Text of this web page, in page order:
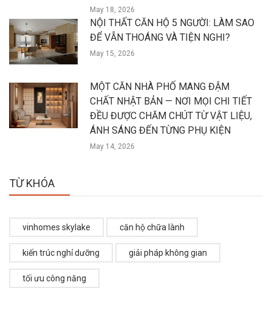
May 18, 2026
NỘI THẤT CĂN HỘ 5 NGƯỜI: LÀM SAO
ĐỂ VẪN THOÁNG VÀ TIỆN NGHI?
May 15, 2026
MỘT CĂN NHÀ PHỐ MANG ĐẬM
CHẤT NHẬT BẢN — NƠI MỌI CHI TIẾT
ĐỀU ĐƯỢC CHĂM CHÚT TỪ VẬT LIỆU,
ÁNH SÁNG ĐẾN TỪNG PHỤ KIỆN
May 14, 2026
TỪ KHÓA
vinhomes skylake căn hộ chữa lành
kiến trúc nghỉ dưỡng giải pháp không gian
tối ưu công năng